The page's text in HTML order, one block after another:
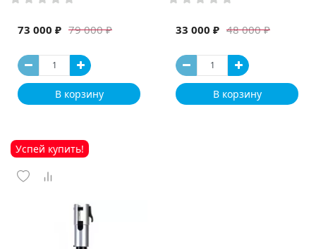
79 000 ₽
73 000 ₽
В корзину
48 000 ₽
33 000 ₽
В корзину
Успей купить!